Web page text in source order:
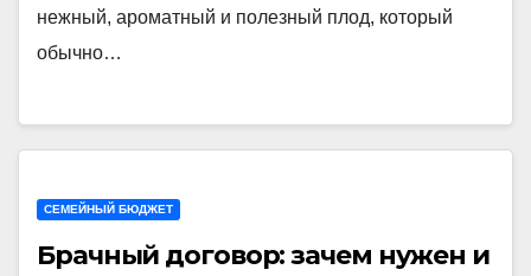
нежный, ароматный и полезный плод, который
обычно…
СЕМЕЙНЫЙ БЮДЖЕТ
Брачный договор: зачем нужен и